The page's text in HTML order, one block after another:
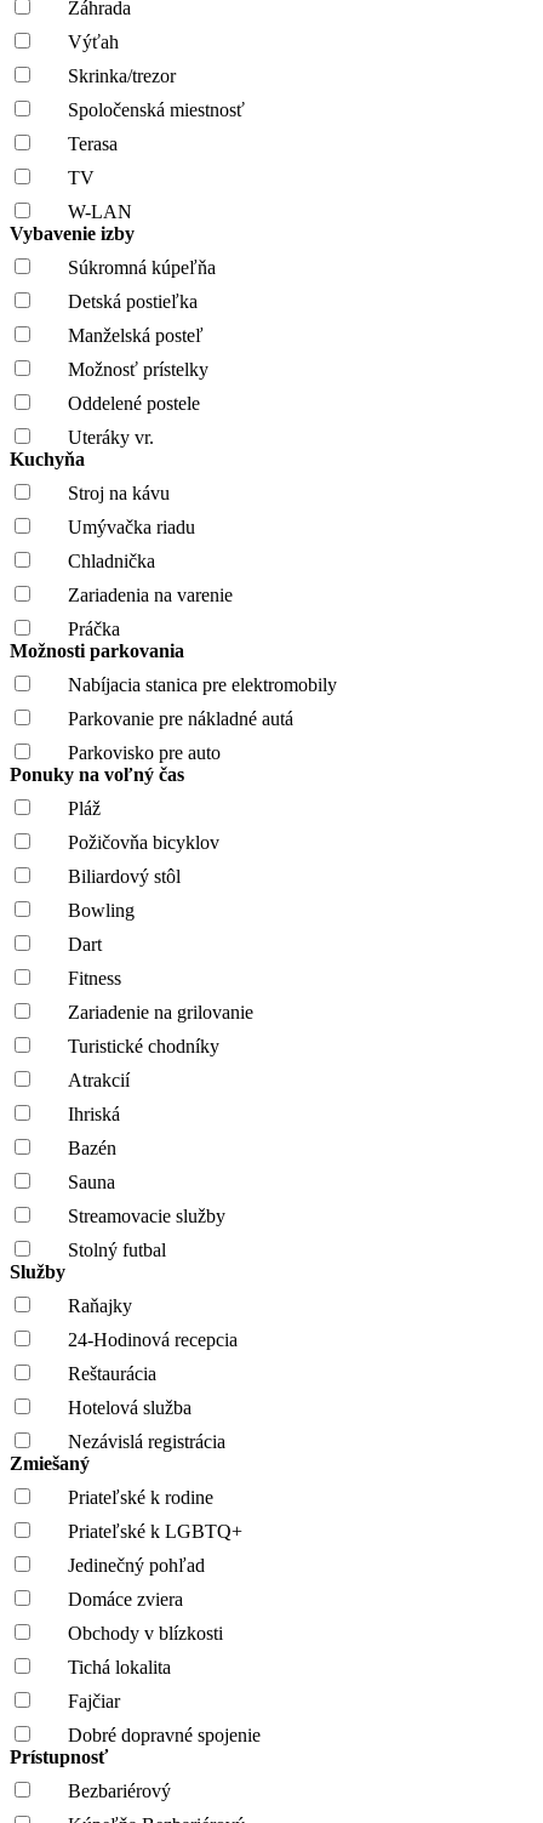
Záhrada
Výťah
Skrinka/trezor
Spoločenská miestnosť
Terasa
TV
W-LAN
Vybavenie izby
Súkromná kúpeľňa
Detská postieľka
Manželská posteľ
Možnosť prístelky
Oddelené postele
Uteráky vr.
Kuchyňa
Stroj na kávu
Umývačka riadu
Chladnička
Zariadenia na varenie
Práčka
Možnosti parkovania
Nabíjacia stanica pre elektromobily
Parkovanie pre nákladné autá
Parkovisko pre auto
Ponuky na voľný čas
Pláž
Požičovňa bicyklov
Biliardový stôl
Bowling
Dart
Fitness
Zariadenie na grilovanie
Turistické chodníky
Atrakcií
Ihriská
Bazén
Sauna
Streamovacie služby
Stolný futbal
Služby
Raňajky
24-Hodinová recepcia
Reštaurácia
Hotelová služba
Nezávislá registrácia
Zmiešaný
Priateľské k rodine
Priateľské k LGBTQ+
Jedinečný pohľad
Domáce zviera
Obchody v blízkosti
Tichá lokalita
Fajčiar
Dobré dopravné spojenie
Prístupnosť
Bezbariérový